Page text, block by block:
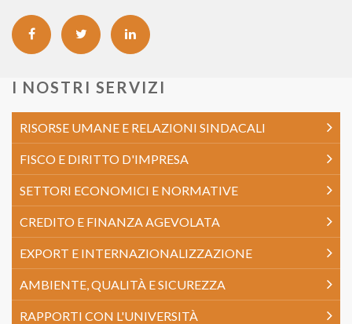
I NOSTRI SERVIZI
RISORSE UMANE E RELAZIONI SINDACALI
FISCO E DIRITTO D'IMPRESA
SETTORI ECONOMICI E NORMATIVE
CREDITO E FINANZA AGEVOLATA
EXPORT E INTERNAZIONALIZZAZIONE
AMBIENTE, QUALITÀ E SICUREZZA
RAPPORTI CON L'UNIVERSITÀ